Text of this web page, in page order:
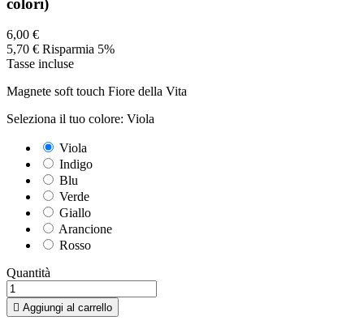
colori)
6,00 €
5,70 € Risparmia 5%
Tasse incluse
Magnete soft touch Fiore della Vita
Seleziona il tuo colore: Viola
Viola
Indigo
Blu
Verde
Giallo
Arancione
Rosso
Quantità
 Aggiungi al carrello